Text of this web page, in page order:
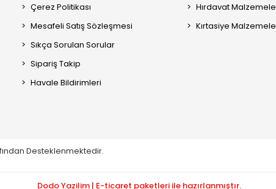
Çerez Politikası
Mesafeli Satış Sözleşmesi
Sıkça Sorulan Sorular
Sipariş Takip
Havale Bildirimleri
Hırdavat
Kırtasiye
Desteklenmektedir.
Dodo Yazilim | E-ticaret paketleri ile hazırlanmıştır.